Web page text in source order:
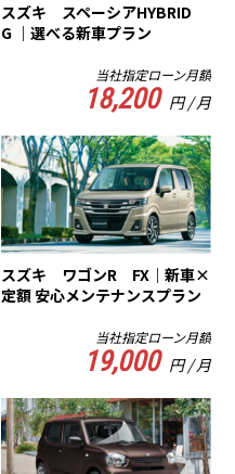
スズキ スペーシアHYBRID
G ｜選べる新車プラン
当社指定ローン月額
18,200 円 / 月
スズキ ワゴンR FX｜新車×
定額 安心メンテナンスプラン
当社指定ローン月額
19,000 円 / 月